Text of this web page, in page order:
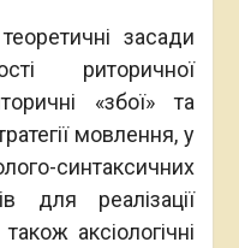
засади
риторичної
«збої» та
мовлення, у
синтаксичних
для реалізації
аксіологічні